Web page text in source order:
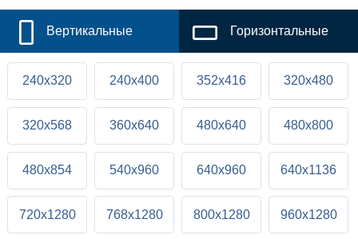
Вертикальные Горизонтальные
240x320 240x400 352x416 320x480
320x568 360x640 480x640 480x800
480x854 540x960 640x960 640x1136
720x1280 768x1280 800x1280 960x1280